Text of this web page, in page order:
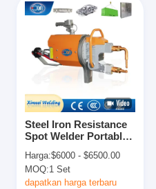
Steel Iron Resistance
Spot Welder Portable
Pengelasan
Harga:$6000 - $6500.00
MOQ:1 Set
dapatkan harga terbaru